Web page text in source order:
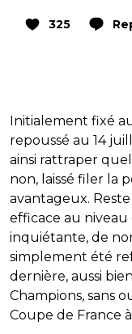
325
Initialement fixé
repoussé au 14
ainsi rattraper
non, laissé filer la
avantageux. Reste
efficace au niveau
inquiétante, de
simplement été
dernière, aussi
Champions, sans
Coupe de France